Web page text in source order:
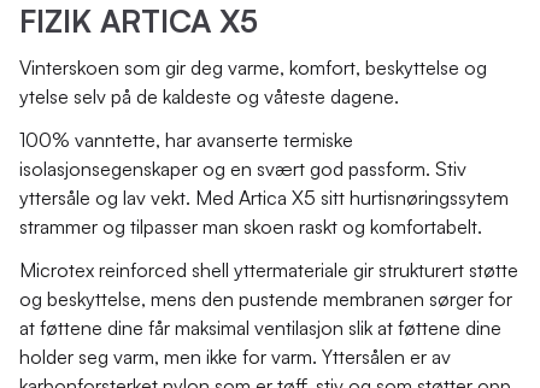
FIZIK ARTICA X5
Vinterskoen som gir deg varme, komfort, beskyttelse og
ytelse selv på de kaldeste og våteste dagene.
100% vanntette, har avanserte termiske
isolasjonsegenskaper og en svært god passform. Stiv
yttersåle og lav vekt. Med Artica X5 sitt hurtisnøringssytem
strammer og tilpasser man skoen raskt og komfortabelt.
Microtex reinforced shell yttermateriale gir strukturert støtte
og beskyttelse, mens den pustende membranen sørger for
at føttene dine får maksimal ventilasjon slik at føttene dine
holder seg varm, men ikke for varm. Yttersålen er av